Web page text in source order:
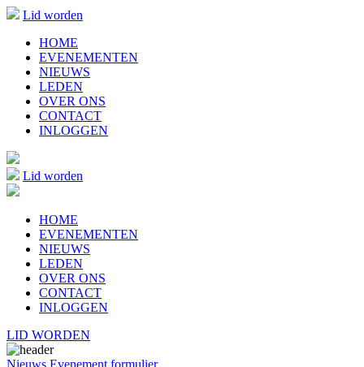
Lid worden
HOME
EVENEMENTEN
NIEUWS
LEDEN
OVER ONS
CONTACT
INLOGGEN
Lid worden
HOME
EVENEMENTEN
NIEUWS
LEDEN
OVER ONS
CONTACT
INLOGGEN
LID WORDEN
Nieuws Evenement formulier